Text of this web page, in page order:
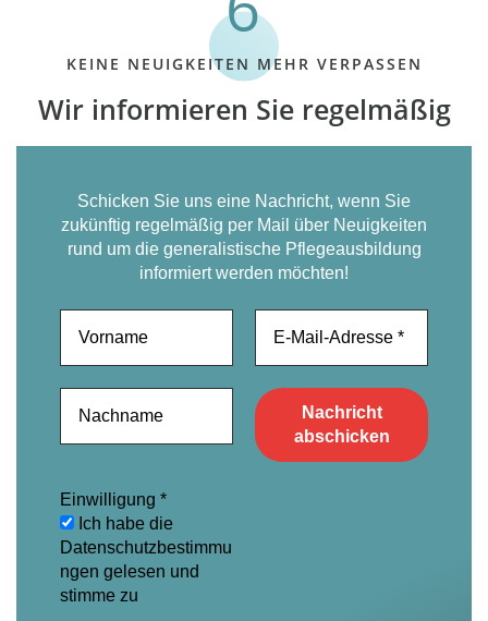
KEINE NEUIGKEITEN MEHR VERPASSEN
Wir informieren Sie regelmäßig
Schicken Sie uns eine Nachricht, wenn Sie
zukünftig regelmäßig per Mail über Neuigkeiten
rund um die generalistische Pflegeausbildung
informiert werden möchten!
Einwilligung *
Ich habe die
Datenschutzbestimmu
ngen gelesen und
stimme zu